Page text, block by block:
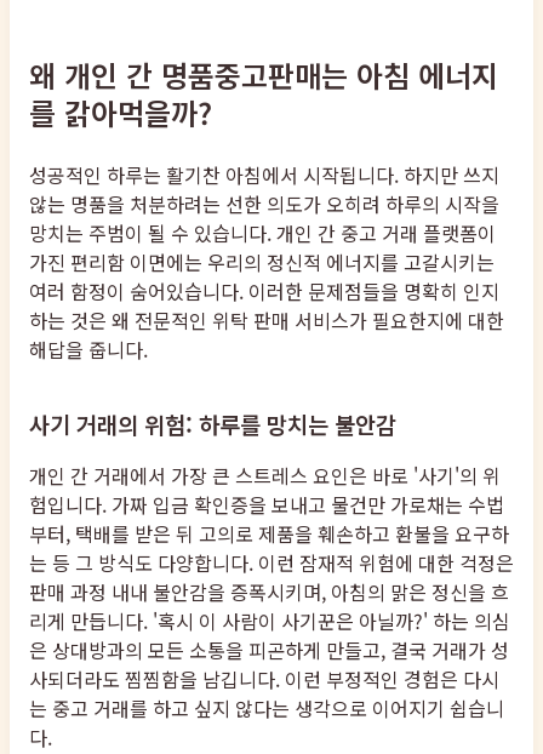
왜 개인 간 명품중고판매는 아침 에너지
를 갉아먹을까?
성공적인 하루는 활기찬 아침에서 시작됩니다. 하지만 쓰지
않는 명품을 처분하려는 선한 의도가 오히려 하루의 시작을
망치는 주범이 될 수 있습니다. 개인 간 중고 거래 플랫폼이
가진 편리함 이면에는 우리의 정신적 에너지를 고갈시키는
여러 함정이 숨어있습니다. 이러한 문제점들을 명확히 인지
하는 것은 왜 전문적인 위탁 판매 서비스가 필요한지에 대한
해답을 줍니다.
사기 거래의 위험: 하루를 망치는 불안감
개인 간 거래에서 가장 큰 스트레스 요인은 바로 '사기'의 위
험입니다. 가짜 입금 확인증을 보내고 물건만 가로채는 수법
부터, 택배를 받은 뒤 고의로 제품을 훼손하고 환불을 요구하
는 등 그 방식도 다양합니다. 이런 잠재적 위험에 대한 걱정은
판매 과정 내내 불안감을 증폭시키며, 아침의 맑은 정신을 흐
리게 만듭니다. '혹시 이 사람이 사기꾼은 아닐까?' 하는 의심
은 상대방과의 모든 소통을 피곤하게 만들고, 결국 거래가 성
사되더라도 찜찜함을 남깁니다. 이런 부정적인 경험은 다시
는 중고 거래를 하고 싶지 않다는 생각으로 이어지기 쉽습니
다.